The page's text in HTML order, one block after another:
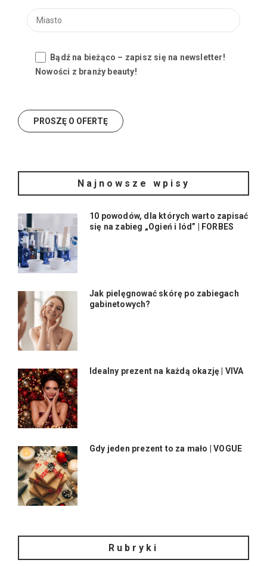
Bądź na bieżąco – zapisz się na newsletter!
Nowości z branży beauty!
Najnowsze wpisy
10 powodów, dla których warto zapisać
się na zabieg „Ogień i lód” | FORBES
Jak pielęgnować skórę po zabiegach
gabinetowych?
Idealny prezent na każdą okazję | VIVA
Gdy jeden prezent to za mało | VOGUE
Rubryki